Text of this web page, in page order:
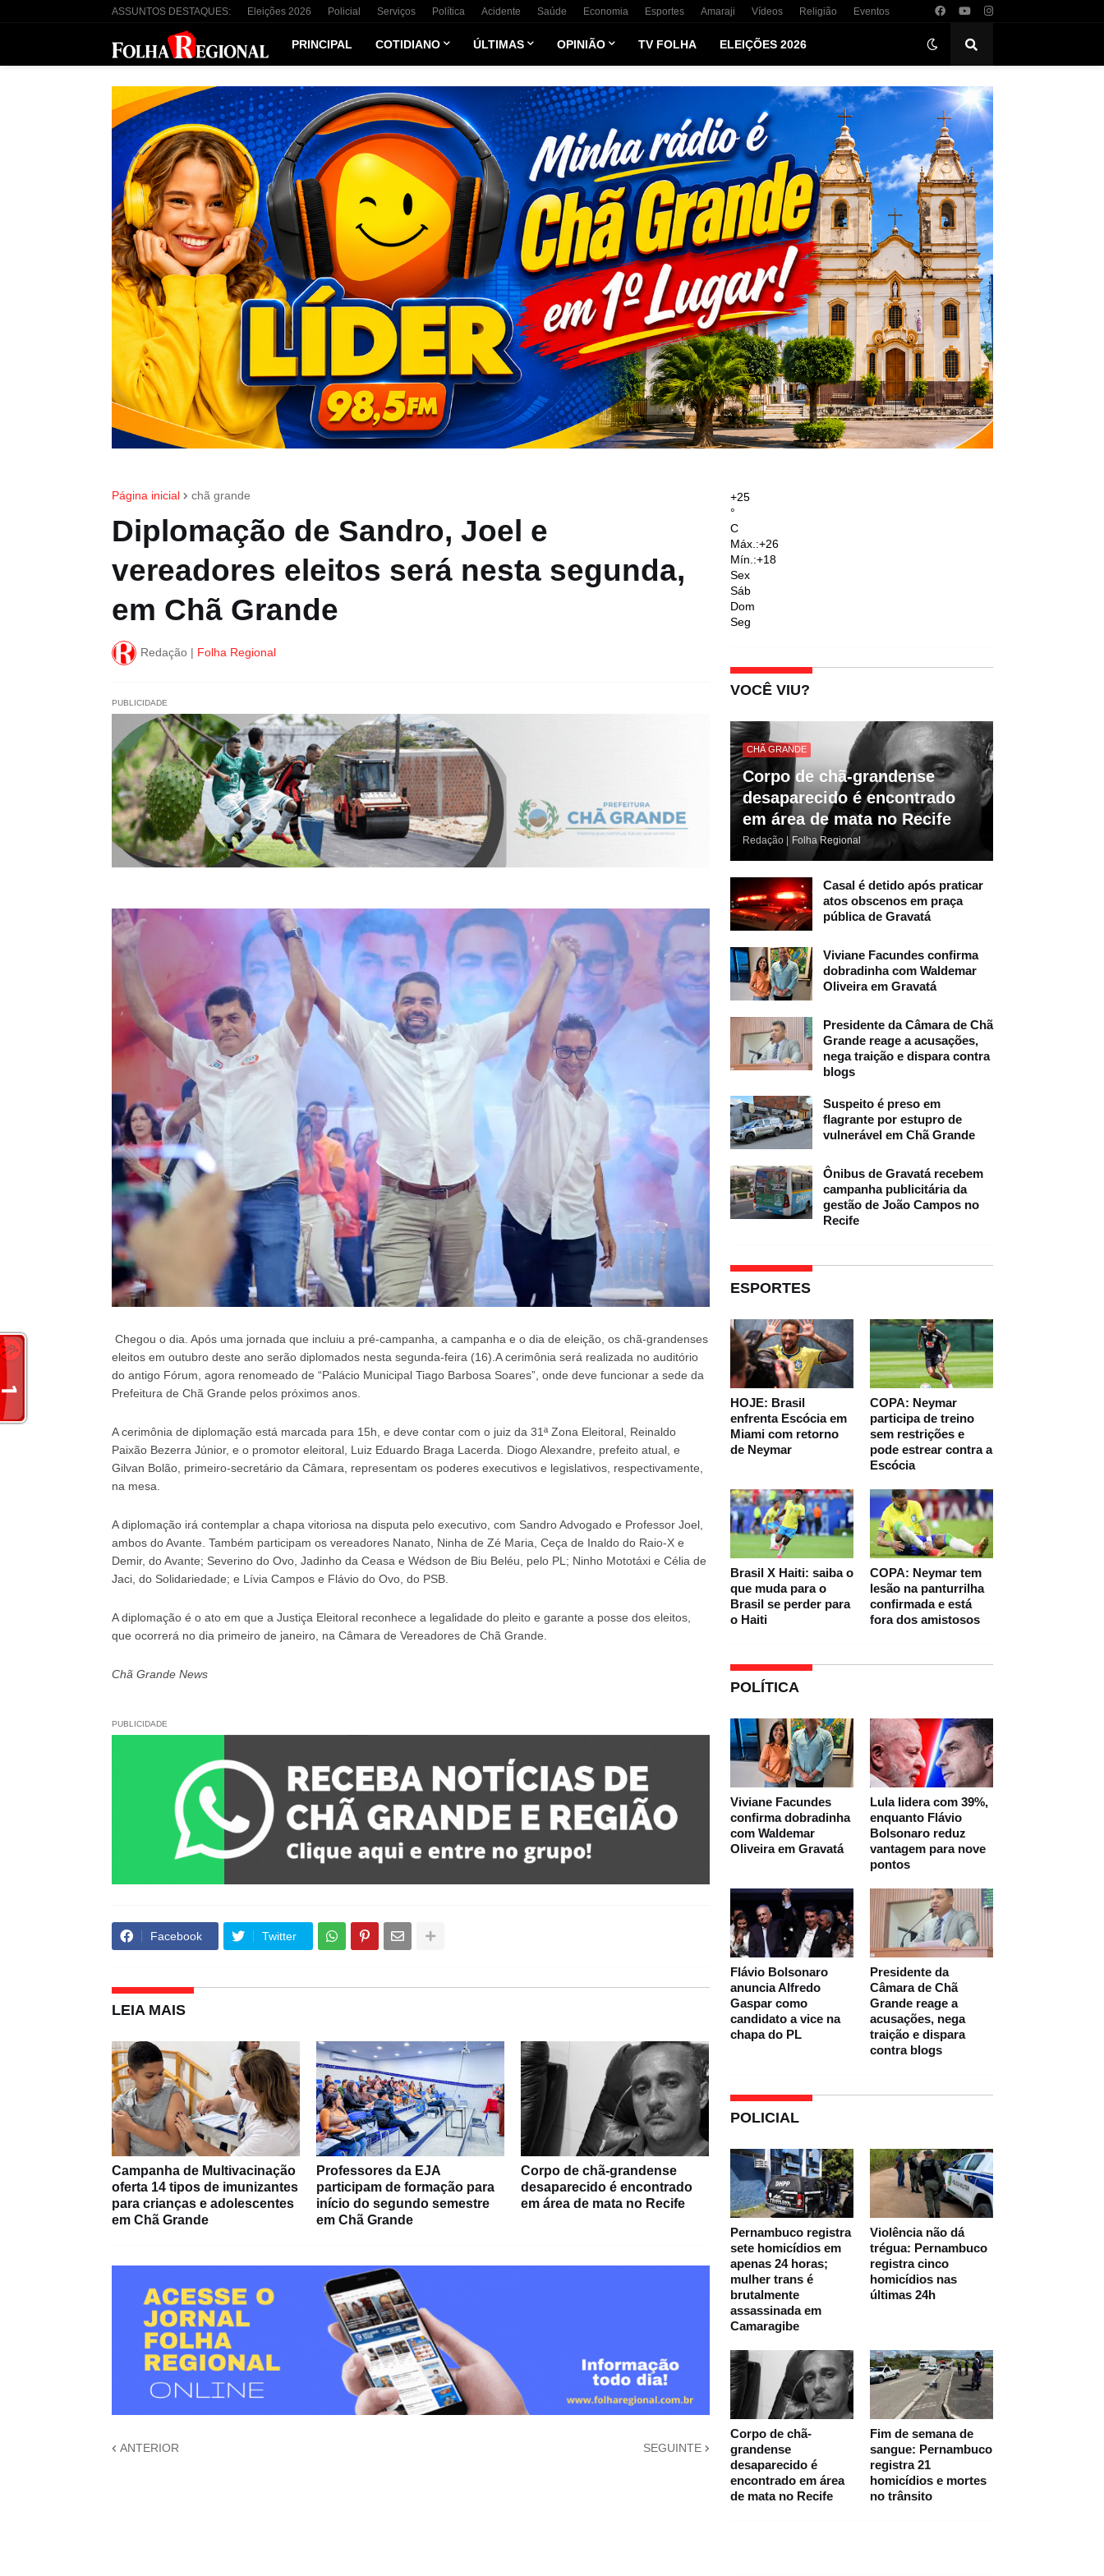
ASSUNTOS DESTAQUES: Eleições 2026 Policial Serviços Política Acidente Saúde Economia Esportes Amaraji Vídeos Religião Eventos
PRINCIPAL COTIDIANO ÚLTIMAS OPINIÃO TV FOLHA ELEIÇÕES 2026
Página inicial chã grande
Diplomação de Sandro, Joel e
vereadores eleitos será nesta segunda,
em Chã Grande
Redação | Folha Regional
PUBLICIDADE
Chegou o dia. Após uma jornada que incluiu a pré-campanha, a campanha e o dia de eleição, os chã-grandenses
eleitos em outubro deste ano serão diplomados nesta segunda-feira (16).A cerimônia será realizada no auditório
do antigo Fórum, agora renomeado de “Palácio Municipal Tiago Barbosa Soares”, onde deve funcionar a sede da
Prefeitura de Chã Grande pelos próximos anos.
A cerimônia de diplomação está marcada para 15h, e deve contar com o juiz da 31ª Zona Eleitoral, Reinaldo
Paixão Bezerra Júnior, e o promotor eleitoral, Luiz Eduardo Braga Lacerda. Diogo Alexandre, prefeito atual, e
Gilvan Bolão, primeiro-secretário da Câmara, representam os poderes executivos e legislativos, respectivamente,
na mesa.
A diplomação irá contemplar a chapa vitoriosa na disputa pelo executivo, com Sandro Advogado e Professor Joel,
ambos do Avante. Também participam os vereadores Nanato, Ninha de Zé Maria, Ceça de Inaldo do Raio-X e
Demir, do Avante; Severino do Ovo, Jadinho da Ceasa e Wédson de Biu Beléu, pelo PL; Ninho Mototáxi e Célia de
Jaci, do Solidariedade; e Lívia Campos e Flávio do Ovo, do PSB.
A diplomação é o ato em que a Justiça Eleitoral reconhece a legalidade do pleito e garante a posse dos eleitos,
que ocorrerá no dia primeiro de janeiro, na Câmara de Vereadores de Chã Grande.
Chã Grande News
PUBLICIDADE
Facebook Twitter
LEIA MAIS
Campanha de Multivacinação
oferta 14 tipos de imunizantes
para crianças e adolescentes
em Chã Grande
Professores da EJA
participam de formação para
início do segundo semestre
em Chã Grande
Corpo de chã-grandense
desaparecido é encontrado
em área de mata no Recife
ANTERIOR SEGUINTE
+25
°
C
Máx.:+26
Mín.:+18
Sex
Sáb
Dom
Seg
VOCÊ VIU?
CHÃ GRANDE
Corpo de chã-grandense
desaparecido é encontrado
em área de mata no Recife
Redação | Folha Regional
Casal é detido após praticar
atos obscenos em praça
pública de Gravatá
Viviane Facundes confirma
dobradinha com Waldemar
Oliveira em Gravatá
Presidente da Câmara de Chã
Grande reage a acusações,
nega traição e dispara contra
blogs
Suspeito é preso em
flagrante por estupro de
vulnerável em Chã Grande
Ônibus de Gravatá recebem
campanha publicitária da
gestão de João Campos no
Recife
ESPORTES
HOJE: Brasil
enfrenta Escócia em
Miami com retorno
de Neymar
COPA: Neymar
participa de treino
sem restrições e
pode estrear contra a
Escócia
Brasil X Haiti: saiba o
que muda para o
Brasil se perder para
o Haiti
COPA: Neymar tem
lesão na panturrilha
confirmada e está
fora dos amistosos
POLÍTICA
Viviane Facundes
confirma dobradinha
com Waldemar
Oliveira em Gravatá
Lula lidera com 39%,
enquanto Flávio
Bolsonaro reduz
vantagem para nove
pontos
Flávio Bolsonaro
anuncia Alfredo
Gaspar como
candidato a vice na
chapa do PL
Presidente da
Câmara de Chã
Grande reage a
acusações, nega
traição e dispara
contra blogs
POLICIAL
Pernambuco registra
sete homicídios em
apenas 24 horas;
mulher trans é
brutalmente
assassinada em
Camaragibe
Violência não dá
trégua: Pernambuco
registra cinco
homicídios nas
últimas 24h
Corpo de chã-
grandense
desaparecido é
encontrado em área
de mata no Recife
Fim de semana de
sangue: Pernambuco
registra 21
homicídios e mortes
no trânsito